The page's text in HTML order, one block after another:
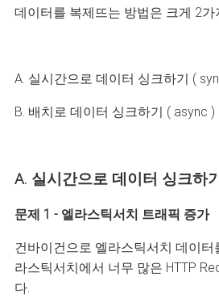
데이터를 복제뜨는 방법은 크게 2가
A. 실시간으로 데이터 싱크하기 (
B. 배치로 데이터 싱크하기 ( async )
A. 실시간으로 데이터 싱크하기
문제 1 - 엘라스틱서치 트래픽 증가
건바이건으로 엘라스틱서치 데이터
라스틱서치에서 너무 많은 HTTP
다.